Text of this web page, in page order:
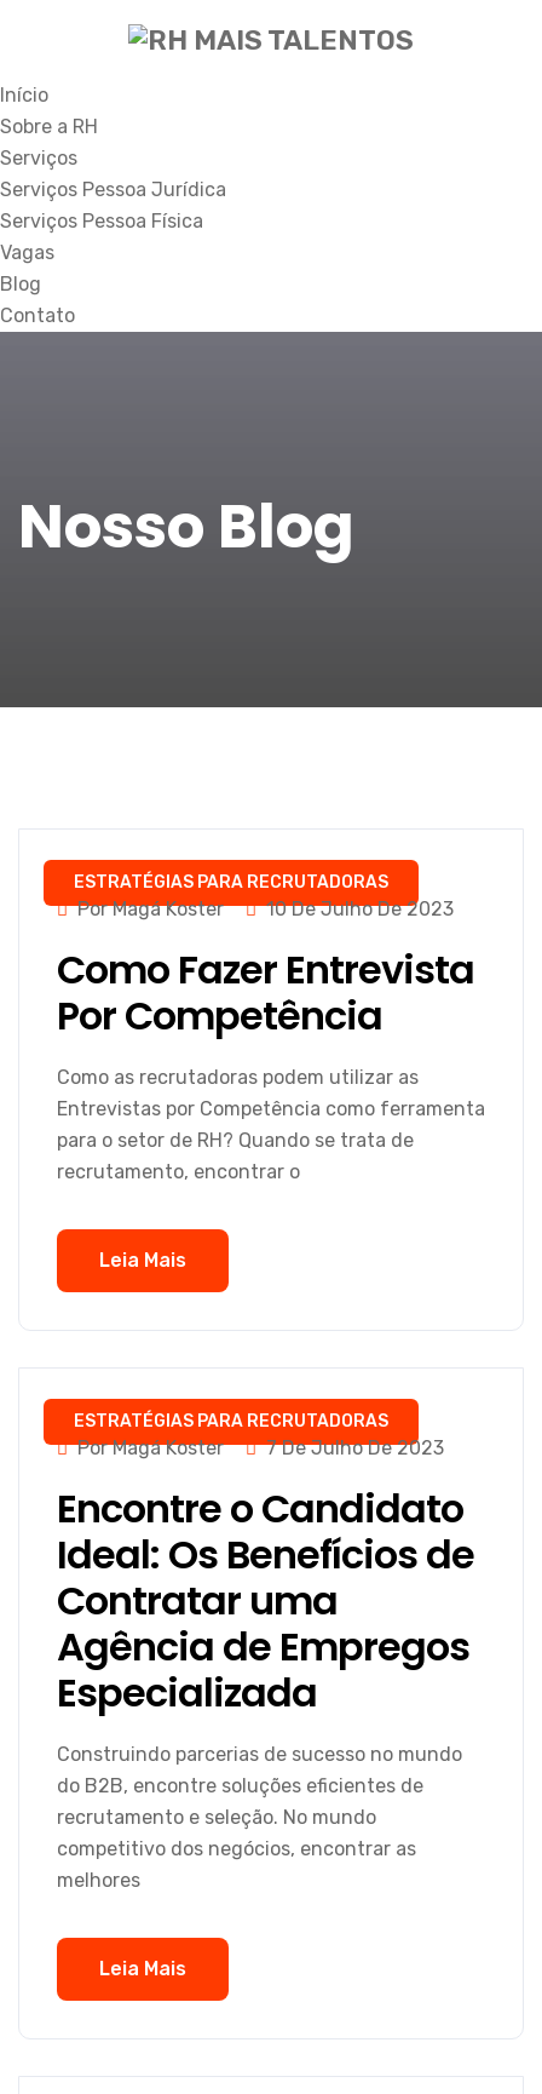
Início
Sobre a RH
Serviços
Serviços Pessoa Jurídica
Serviços Pessoa Física
Vagas
Blog
Contato
Nosso Blog
ESTRATÉGIAS PARA RECRUTADORAS
Por Magá Koster 10 De Julho De 2023
Como Fazer Entrevista
Por Competência
Como as recrutadoras podem utilizar as
Entrevistas por Competência como ferramenta
para o setor de RH? Quando se trata de
recrutamento, encontrar o
Leia Mais
ESTRATÉGIAS PARA RECRUTADORAS
Por Magá Koster 7 De Julho De 2023
Encontre o Candidato
Ideal: Os Benefícios de
Contratar uma
Agência de Empregos
Especializada
Construindo parcerias de sucesso no mundo
do B2B, encontre soluções eficientes de
recrutamento e seleção. No mundo
competitivo dos negócios, encontrar as
melhores
Leia Mais